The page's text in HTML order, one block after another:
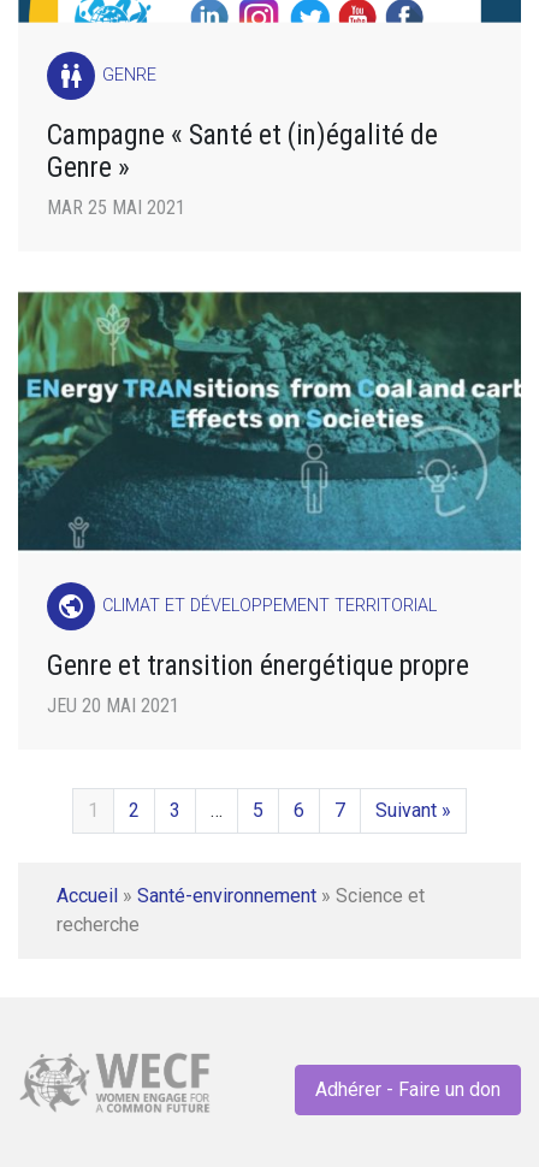
wc GENRE
Campagne « Santé et (in)égalité de
Genre »
MAR 25 MAI 2021
public CLIMAT ET DÉVELOPPEMENT TERRITORIAL
Genre et transition énergétique propre
JEU 20 MAI 2021
1 2 3 … 5 6 7 Suivant »
Accueil » Santé-environnement » Science et
recherche
Adhérer - Faire un don